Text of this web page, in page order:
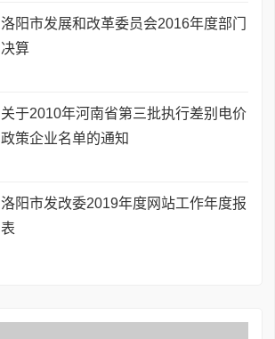
洛阳市发展和改革委员会2016年度部门
决算
关于2010年河南省第三批执行差别电价
政策企业名单的通知
洛阳市发改委2019年度网站工作年度报
表